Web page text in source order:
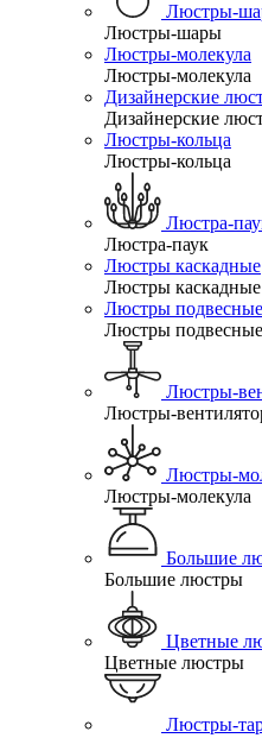
Люстры-
Люстры-шары
Люстры-молекула
Люстры-молекула
Дизайнерские
Дизайнерские
Люстры-кольца
Люстры-кольца
Люстра-
Люстра-паук
Люстры каскадные
Люстры каскадные
Люстры подвесные
Люстры подвесные
Люстры-
Люстры-
Люстры-
Люстры-молекула
Большие
Большие люстры
Цветные
Цветные люстры
Люстры-